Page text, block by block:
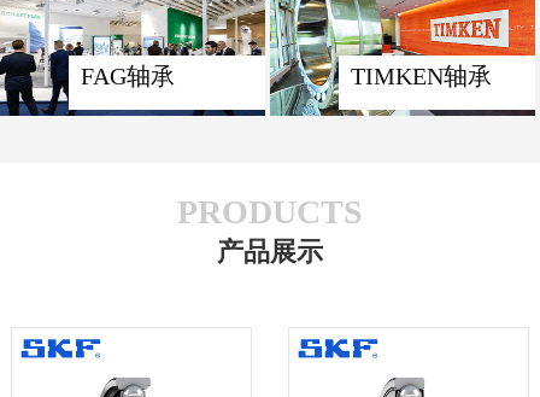
FAG轴承 TIMKEN轴承
PRODUCTS
产品展示